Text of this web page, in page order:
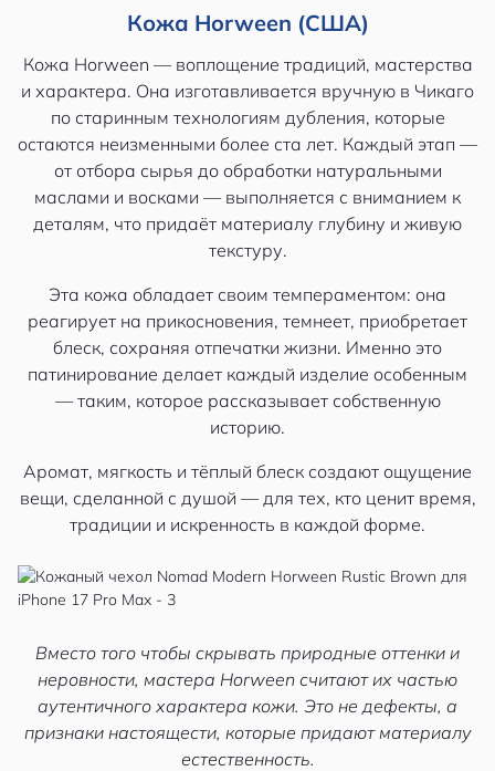
Кожа Horween (США)
Кожа Horween — воплощение традиций, мастерства
и характера. Она изготавливается вручную в Чикаго
по старинным технологиям дубления, которые
остаются неизменными более ста лет. Каждый этап —
от отбора сырья до обработки натуральными
маслами и восками — выполняется с вниманием к
деталям, что придаёт материалу глубину и живую
текстуру.
Эта кожа обладает своим темпераментом: она
реагирует на прикосновения, темнеет, приобретает
блеск, сохраняя отпечатки жизни. Именно это
патинирование делает каждый изделие особенным
— таким, которое рассказывает собственную
историю.
Аромат, мягкость и тёплый блеск создают ощущение
вещи, сделанной с душой — для тех, кто ценит время,
традиции и искренность в каждой форме.
Вместо того чтобы скрывать природные оттенки и
неровности, мастера Horween считают их частью
аутентичного характера кожи. Это не дефекты, а
признаки настоящести, которые придают материалу
естественность.